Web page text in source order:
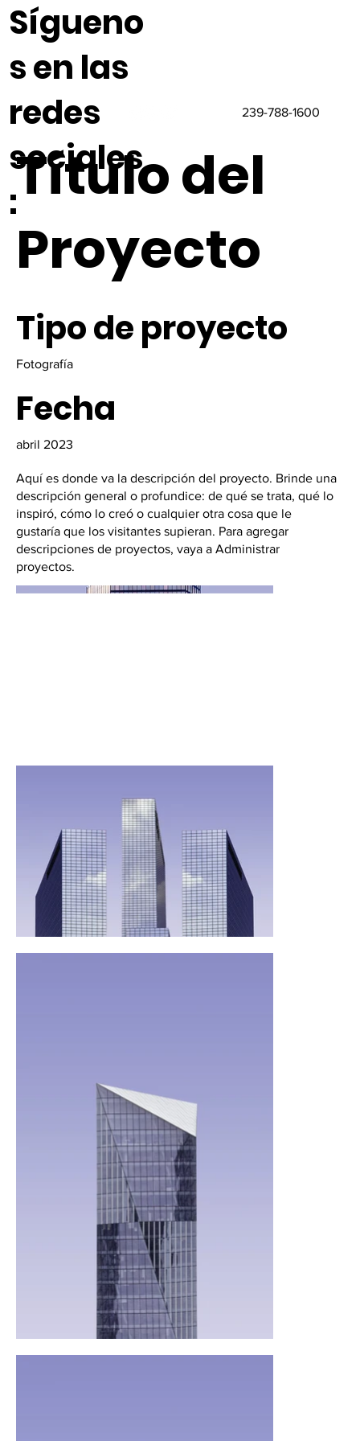
Sígueno
s en las
redes
sociales
:
239-788-1600
Título del
Proyecto
Tipo de proyecto
Fotografía
Fecha
abril 2023
Aquí es donde va la descripción del proyecto. Brinde una
descripción general o profundice: de qué se trata, qué lo
inspiró, cómo lo creó o cualquier otra cosa que le
gustaría que los visitantes supieran. Para agregar
descripciones de proyectos, vaya a Administrar
proyectos.